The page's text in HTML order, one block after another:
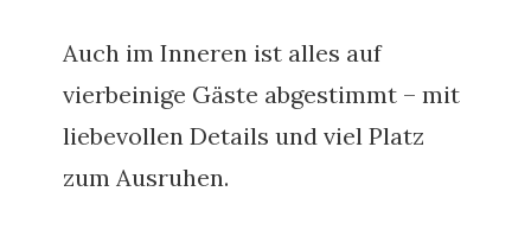
Auch im Inneren ist alles auf
vierbeinige Gäste abgestimmt – mit
liebevollen Details und viel Platz
zum Ausruhen.